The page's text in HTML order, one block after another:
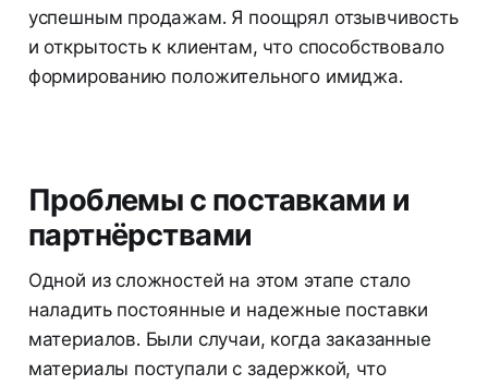
успешным продажам. Я поощрял отзывчивость
и открытость к клиентам, что способствовало
формированию положительного имиджа.
Проблемы с поставками и
партнёрствами
Одной из сложностей на этом этапе стало
наладить постоянные и надежные поставки
материалов. Были случаи, когда заказанные
материалы поступали с задержкой, что